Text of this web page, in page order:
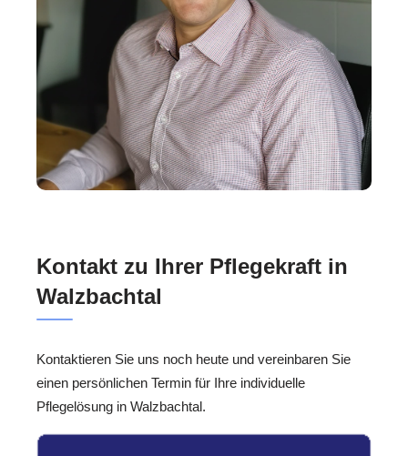
Kontakt zu Ihrer Pflegekraft in
Walzbachtal
Kontaktieren Sie uns noch heute und vereinbaren Sie
einen persönlichen Termin für Ihre individuelle
Pflegelösung in Walzbachtal.